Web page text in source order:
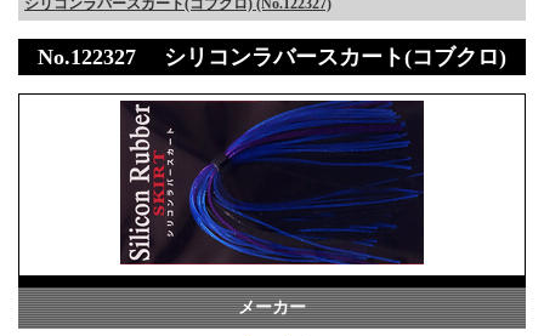
シリコンラバースカート(コブクロ) (No.122327)
No.122327 シリコンラバースカート(コブクロ)
メーカー